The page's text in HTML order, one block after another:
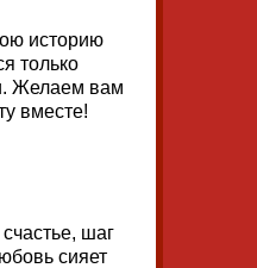
историю
только
Желаем вам
вместе!
шаг
сияет